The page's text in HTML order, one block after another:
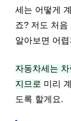
세는 어떻게
죠? 저도 처
알아보면 어
자동차세는
지므로 미리
도록 할게요.